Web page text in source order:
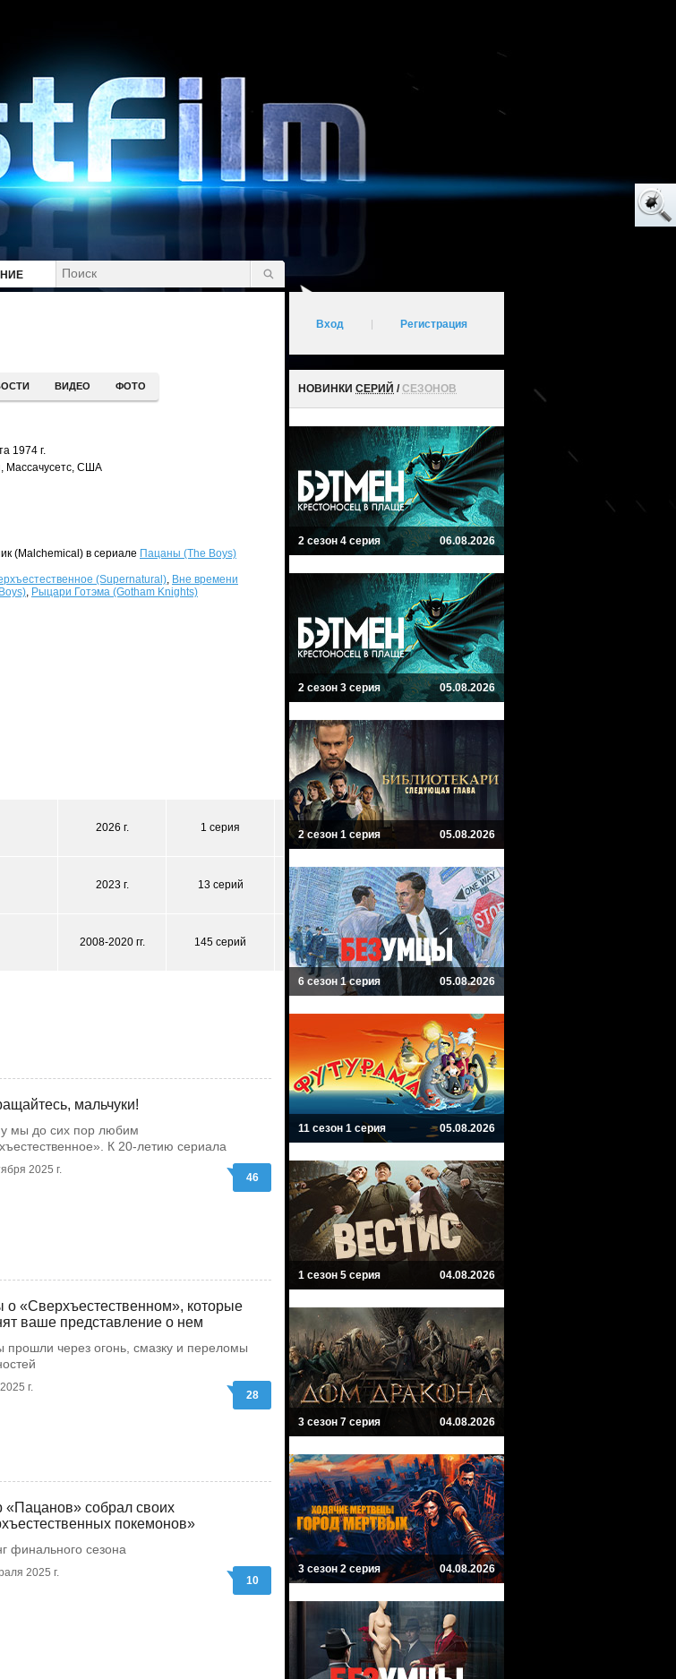
ВИДЕО ФОТО
1974 г.
Массачусетс, США
(Malchemical) в сериале Пацаны (The Boys)
(Supernatural), Вне времени
, Рыцари Готэма (Gotham Knights)
2026 г. 1 серия
2023 г. 13 серий
2008-2020 гг. 145 серий
мальчуки!
мы до сих пор любим
К 20-летию сериала
2025 г.
46
о «Сверхъестественном», которые
ваше представление о нем
прошли через огонь, смазку и переломы
г.
28
«Пацанов» собрал своих
покемонов»
финального сезона
2025 г.
10
Вход Регистрация
НОВИНКИ СЕРИЙ /СЕЗОНОВ
2 сезон 4 серия 06.08.2026
2 сезон 3 серия 05.08.2026
2 сезон 1 серия 05.08.2026
6 сезон 1 серия 05.08.2026
11 сезон 1 серия 05.08.2026
1 сезон 5 серия 04.08.2026
3 сезон 7 серия 04.08.2026
3 сезон 2 серия 04.08.2026